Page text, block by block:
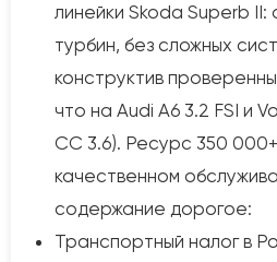
линейки Skoda Superb
турбин, без сложных
конструктив
что на Audi A6 3.2 FSI и
CC 3.6). Ресурс 350
качественном
содержание дорогое:
Транспортный налог в